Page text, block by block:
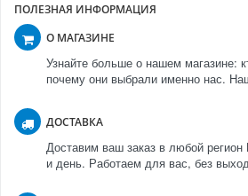
ПОЛЕЗНАЯ ИНФОРМАЦИЯ
О МАГАЗИНЕ
Узнайте больше о нашем магазине:
почему они выбрали именно нас.
ДОСТАВКА
Доставим ваш заказ в любой
и день. Работаем для вас, без